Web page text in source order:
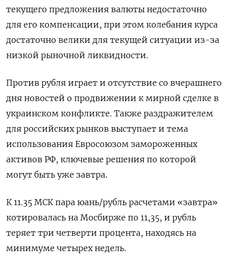
текущего предложения валюты недостаточно
для его компенсации, при этом колебания курса
достаточно велики для текущей ситуации из-за
низкой рыночной ликвидности.
Против рубля играет и отсутствие со вчерашнего
дня новостей о продвижении к мирной сделке в
украинском конфликте. Также раздражителем
для российских рынков выступает и тема
использования Евросоюзом замороженных
активов РФ, ключевые решения по которой
могут быть уже завтра.
К 11.35 МСК пара юань/рубль расчетами «завтра»
котировалась на Мосбирже по 11,35, и рубль
теряет три четверти процента, находясь на
минимуме четырех недель.